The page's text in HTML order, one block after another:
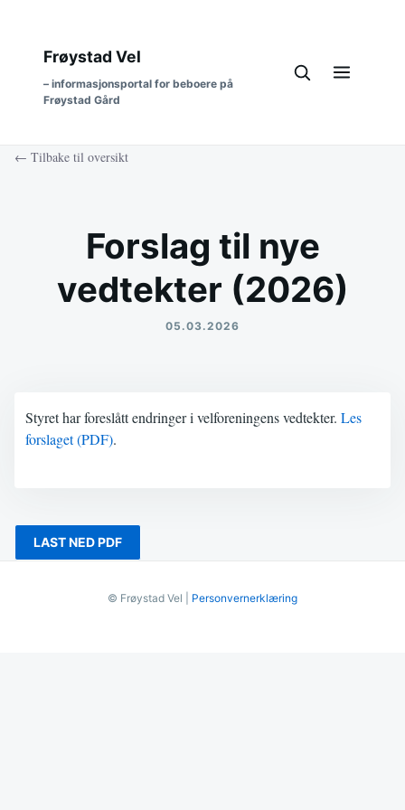
Frøystad Vel
– informasjonsportal for beboere på
Frøystad Gård
← Tilbake til oversikt
Forslag til nye
vedtekter (2026)
05.03.2026
Styret har foreslått endringer i velforeningens vedtekter. Les
forslaget (PDF).
LAST NED PDF
© Frøystad Vel | Personvernerklæring